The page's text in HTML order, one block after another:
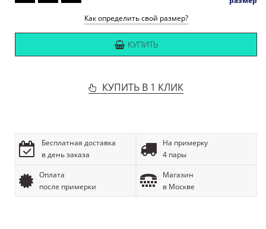
Как определить свой размер?
КУПИТЬ
КУПИТЬ В 1 КЛИК
Бесплатная доставка
в день заказа
На примерку
4 пары
Оплата
после примерки
Магазин
в Москве